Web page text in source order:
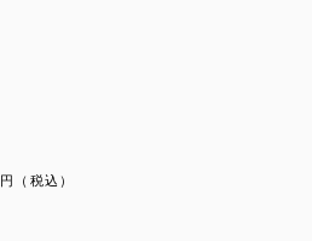
円（税込）